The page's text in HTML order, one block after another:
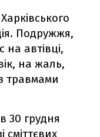
Подружжя,
на автівці,
на жаль,
травмами
30 грудня